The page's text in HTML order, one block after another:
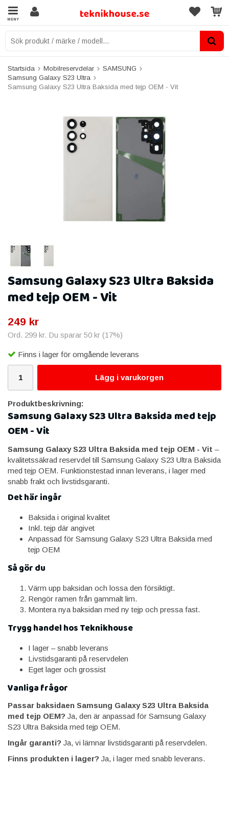
MENY
Startsida Mobilreservdelar
SAMSUNG
Samsung Galaxy S23 Ultra
Samsung Galaxy S23 Ultra Baksida med tejp OEM - Vit
Samsung Galaxy S23 Ultra Baksida
med tejp OEM - Vit
249 kr
Ord. 299 kr. Du sparar 50 kr (17%)
Finns i lager för omgående leverans
Lägg i varukorgen
Produktbeskrivning:
Samsung Galaxy S23 Ultra Baksida med tejp
OEM - Vit
Samsung Galaxy S23 Ultra Baksida med tejp OEM - Vit –
kvalitetssäkrad reservdel till Samsung Galaxy S23 Ultra Baksida
med tejp OEM. Funktionstestad innan leverans, i lager med
snabb frakt och livstidsgaranti.
Det här ingår
Baksida i original kvalitet
Inkl. tejp där angivet
Anpassad för Samsung Galaxy S23 Ultra Baksida med
tejp OEM
Så gör du
Värm upp baksidan och lossa den försiktigt.
Rengör ramen från gammalt lim.
Montera nya baksidan med ny tejp och pressa fast.
Trygg handel hos Teknikhouse
I lager – snabb leverans
Livstidsgaranti på reservdelen
Eget lager och grossist
Vanliga frågor
Passar baksidaen Samsung Galaxy S23 Ultra Baksida
med tejp OEM? Ja, den är anpassad för Samsung Galaxy
S23 Ultra Baksida med tejp OEM.
Ingår garanti? Ja, vi lämnar livstidsgaranti på reservdelen.
Finns produkten i lager? Ja, i lager med snabb leverans.